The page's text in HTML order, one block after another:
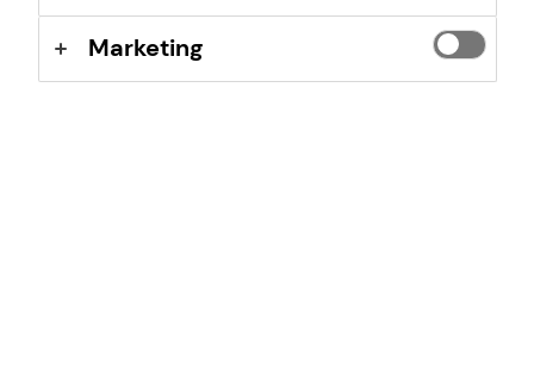
Direkter Kontakt
Stelle mir Terminanfragen oder sende Nachrichten
Marketing